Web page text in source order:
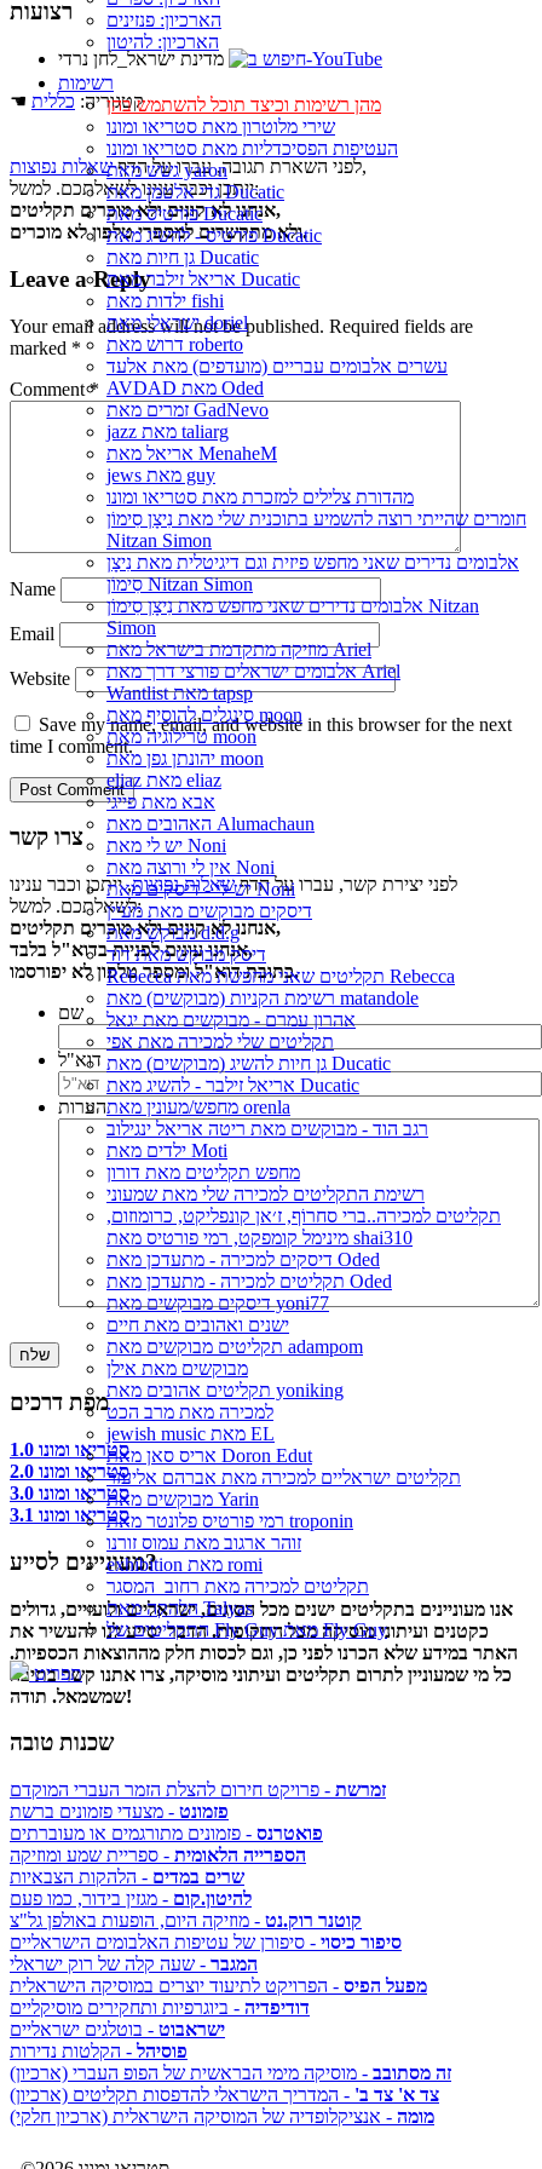
הארכיון: פנזינים
הארכיון: להיטון
רשימות
מהן רשימות וכיצד תוכל להשתמש בהן
שירי מלוטרון מאת סטריאו ומונו
העטיפות הפסיכדליות מאת סטריאו ומונו
גשש מאת yaron
גדי אלטמן מאת Ducatic
פורטיס מאת Ducatic
פורטיס - להשיג מאת Ducatic
גן חיות מאת Ducatic
אריאל זילבר מאת Ducatic
ילדות מאת fishi
ישראלי מאת doriel
דרוש מאת roberto
עשרים אלבומים עבריים (מועדפים) מאת אלעד
AVDAD מאת Oded
זמרים מאת GadNevo
jazz מאת taliarg
אריאל מאת MenaheM
jews מאת guy
מהדורת צלילים למזכרת מאת סטריאו ומונו
חומרים שהייתי רוצה להשמיע בתוכנית שלי מאת נִיצָן סִימוֹן
Nitzan Simon
אלבומים נדירים שאני מחפש פיזית וגם דיגיטלית מאת נִיצָן
סִימוֹן Nitzan Simon
אלבומים נדירים שאני מחפש מאת נִיצָן סִימוֹן Nitzan
Simon
מוזיקה מתקדמת בישראל מאת Ariel
אלבומים ישראלים פורצי דרך מאת Ariel
Wantlist מאת tapsp
סינגלים להוסיף מאת moon
טרילוגיה מאת moon
יהונתן גפן מאת moon
eliaz מאת eliaz
אבא מאת פייגי
האהובים מאת Alumachaun
יש לי מאת Noni
אין לי ורוצה מאת Noni
יש לי - דיסקים מאת Noni
דיסקים מבוקשים מאת מעיין
מבוקש מאת d.d.g
דיסק מבוקש מאת דוד
Rebecca תקליטים שאני מחפשת מאת Rebecca
רשימת הקניות (מבוקשים) מאת matandole
אהרון עמרם - מבוקשים מאת יגאל
תקליטים שלי למכירה מאת אפי
גן חיות להשיג (מבוקשים) מאת Ducatic
אריאל זילבר - להשיג מאת Ducatic
מחפש/מעונין מאת orenla
רגב הוד - מבוקשים מאת ריטה אריאל ינגילוב
ילדים מאת Moti
מחפש תקליטים מאת דורון
רשימת התקליטים למכירה שלי מאת שמעוני
תקליטים למכירה..ברי סחרוֹף, ז׳אן קונפליקט, כרומוזום,
מינימל קומפקט, רמי פורטיס מאת shai310
דיסקים למכירה - מתעדכן מאת Oded
תקליטים למכירה - מתעדכן מאת Oded
דיסקים מבוקשים מאת yoni77
ישנים ואהובים מאת חיים
תקליטים מבוקשים מאת adampom
מבוקשים מאת אילן
תקליטים אהובים מאת yoniking
למכירה מאת מרב הכט
jewish music מאת EL
אריס סאן מאת Doron Edut
תקליטים ישראליים למכירה מאת אברהם אליעזר
מבוקשים מאת Yarin
רמי פורטיס פלונטר מאת troponin
זוהר ארגוב מאת עמוס זורנו
exhibition מאת romi
תקליטים למכירה מאת רחוב_המסגר
הלהקה מאת Talyas
התקליטים של Fly Guy מאת Fly Guy
תפריט
רצועות
☚ קטגוריה: כללית
לפני השארת תגובה, עברו על הדףשאלות נפוצות
,
ייתכן וכבר ענינו לשאלתכם. למשל:
אנחנו לא קונים ולא מוכרים תקליטים,
ולא מתקשרים למספרי טלפון לא מוכרים.
Leave a Reply
Your email address will not be published. Required fields are
marked *
Comment*
Name
Email
Website
Save my name, email, and website in this browser for the next
time I comment.
צרו קשר
לפני יצירת קשר, עברו על הדףשאלות נפוצות, ייתכן וכבר ענינו
לשאלתכם. למשל:
אנחנו לא קונים ולא מוכרים תקליטים,
אנחנו עונים לפניות בדוא"ל בלבד,
כתובת דוא"ל ומספר טלפון לא יפורסמו.
שם
דוא"ל
הערות
מפת דרכים
סטריאו ומונו 1.0
סטריאו ומונו 2.0
סטריאו ומונו 3.0
סטריאו ומונו 3.1
מעוניינים לסייע?
אנו מעוניינים בתקליטים ישנים מכל הסוגים, ישראליים ולועזיים, גדולים
כקטנים ועיתוני מוסיקה מכל התקופות. הדבר יסייע לנו להעשיר את
האתר במידע שלא הכרנו לפני כן, וגם לכסות חלק מההוצאות הכספיות.
כל מי שמעוניין לתרום תקליטים ועיתוני מוסיקה, צרו אתנו קשר בתיבה
שמשמאל. תודה!
שכנות טובה
זמרשת - פרויקט חירום להצלת הזמר העברי המוקדם
פזמונט - מצעדי פזמונים ברשת
פואטרנס - פזמונים מתורגמים או מעוברתים
הספרייה הלאומית - ספריית שמע ומוזיקה
שרים במדים - הלהקות הצבאיות
להיטון.קום - מגזין בידור, כמו פעם
קוטנר רוק.נט - מוזיקה היום, הופעות באולפן גל"צ
סיפור כיסוי - סיפורן של עטיפות האלבומים הישראליים
המגבר - שעה קלה של רוק ישראלי
מפעל הפיס - הפרויקט לתיעוד יוצרים במוסיקה הישראלית
דודיפדיה - ביוגרפיות ותחקירים מוסיקליים
ישראבוט - בוטלגים ישראליים
פוסיהל - הקלטות נדירות
זה מסתובב - מוסיקה מימי הבראשית של הפופ העברי (ארכיון)
צד א' צד ב' - המדריך הישראלי להדפסות תקליטים (ארכיון)
מומה - אנציקלופדיה של המוסיקה הישראלית (ארכיון חלקי)